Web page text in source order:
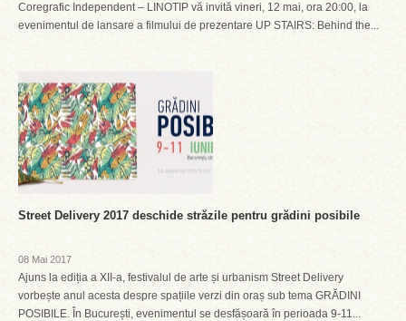
Coregrafic Independent – LINOTIP vă invită vineri, 12 mai, ora 20:00, la
evenimentul de lansare a filmului de prezentare UP STAIRS: Behind the...
Street Delivery 2017 deschide străzile pentru grădini posibile
08 Mai 2017
Ajuns la ediția a XII-a, festivalul de arte și urbanism Street Delivery
vorbește anul acesta despre spațiile verzi din oraș sub tema GRĂDINI
POSIBILE. În București, evenimentul se desfășoară în perioada 9-11...